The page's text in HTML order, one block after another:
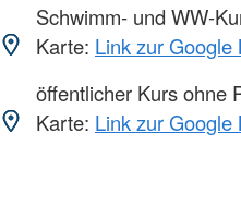
Schwimm- und WW-
Karte: Link zur Google
öffentlicher Kurs ohne
Karte: Link zur Google